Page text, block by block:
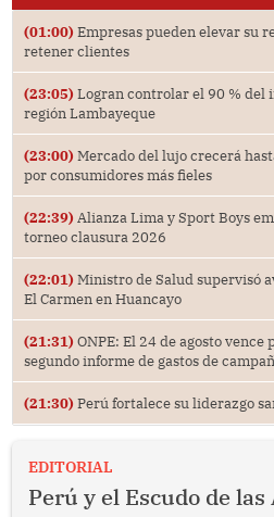
(01:00) Empresas pueden elevar su
retener clientes
(23:05) Logran controlar el 90 % del
región Lambayeque
(23:00) Mercado del lujo crecerá
por consumidores más fieles
(22:39) Alianza Lima y Sport Boys
torneo clausura 2026
(22:01) Ministro de Salud supervisó
El Carmen en Huancayo
(21:31) ONPE: El 24 de agosto
segundo informe de gastos de
(21:30) Perú fortalece su liderazgo
EDITORIAL
Perú y el Escudo de las